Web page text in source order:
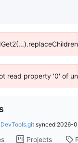
read property '0' of
synced 2026-
Projects